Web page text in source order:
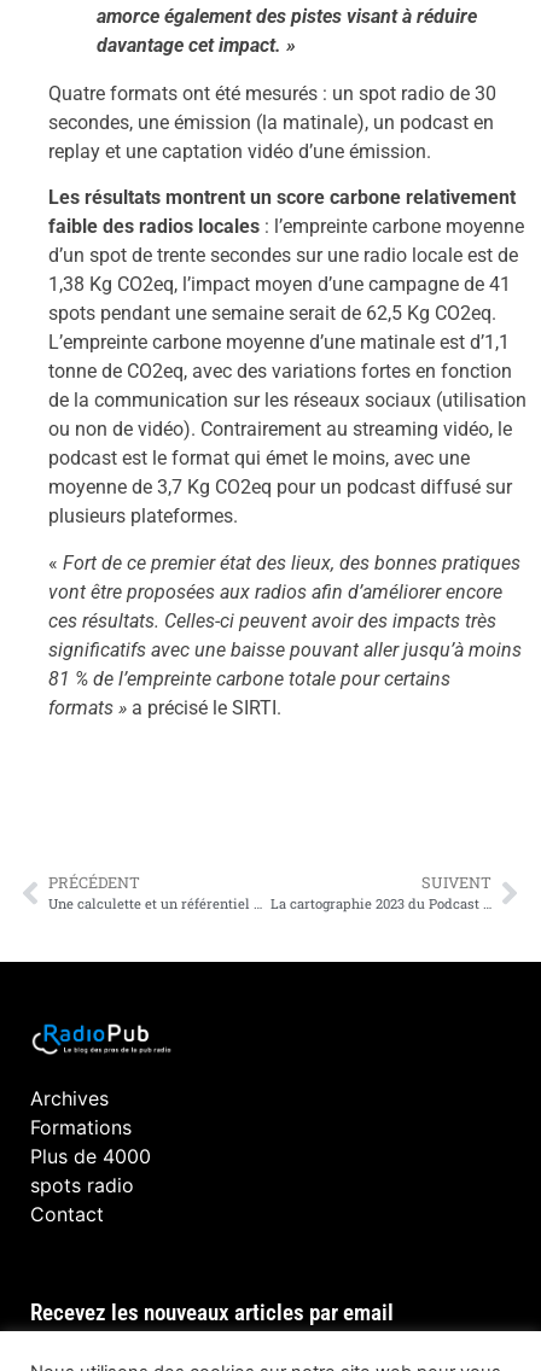
amorce également des pistes visant à réduire
davantage cet impact. »
Quatre formats ont été mesurés : un spot radio de 30
secondes, une émission (la matinale), un podcast en
replay et une captation vidéo d’une émission.
Les résultats montrent un score carbone relativement
faible des radios locales : l’empreinte carbone moyenne
d’un spot de trente secondes sur une radio locale est de
1,38 Kg CO2eq, l’impact moyen d’une campagne de 41
spots pendant une semaine serait de 62,5 Kg CO2eq.
L’empreinte carbone moyenne d’une matinale est d’1,1
tonne de CO2eq, avec des variations fortes en fonction
de la communication sur les réseaux sociaux (utilisation
ou non de vidéo). Contrairement au streaming vidéo, le
podcast est le format qui émet le moins, avec une
moyenne de 3,7 Kg CO2eq pour un podcast diffusé sur
plusieurs plateformes.
« Fort de ce premier état des lieux, des bonnes pratiques
vont être proposées aux radios afin d’améliorer encore
ces résultats. Celles-ci peuvent avoir des impacts très
significatifs avec une baisse pouvant aller jusqu’à moins
81 % de l’empreinte carbone totale pour certains
formats » a précisé le SIRTI.
PRÉCÉDENT
Une calculette et un référentiel pour mesurer l’empreinte carbone de la pub radio.
SUIVENT
La cartographie 2023 du Podcast en France
Archives
Formations
Plus de 4000
spots radio
Contact
Recevez les nouveaux articles par email